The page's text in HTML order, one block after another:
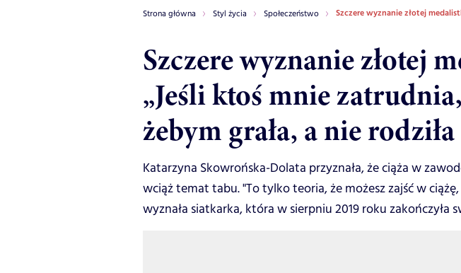
Strona główna Styl życia Społeczeństwo Szczere wyznanie złotej
Szczere wyznanie złotej
„Jeśli ktoś mnie
żebym grała, a nie
Katarzyna Skowrońska-Dolata przyznała, że ciąża w
wciąż temat tabu. "To tylko teoria, że możesz zajść w
wyznała siatkarka, która w sierpniu 2019 roku zakończyła